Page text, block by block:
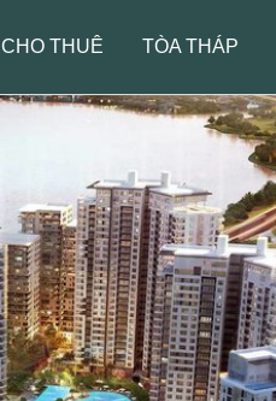
CHO THUÊ TÒA THÁP